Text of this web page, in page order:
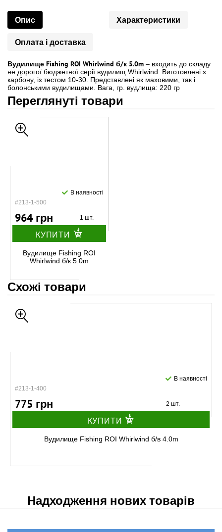
Опис Характеристики
Оплата і доставка
Вудилище Fishing ROI Whirlwind б/к 5.0m – входить до складу
не дорогої бюджетної серії вудилищ Whirlwind. Виготовлені з
карбону, із тестом 10-30. Представлені як маховими, так і
болонськими вудилищами. Вага, гр. вудлища: 220 гр
Переглянуті товари
#213-1-500
В наявності
964 грн 1 шт.
КУПИТИ
Вудилище Fishing ROI
Whirlwind б/к 5.0m
Схожі товари
#213-1-400
В наявності
775 грн 2 шт.
КУПИТИ
Вудилище Fishing ROI Whirlwind б/в 4.0m
Надходження нових товарів